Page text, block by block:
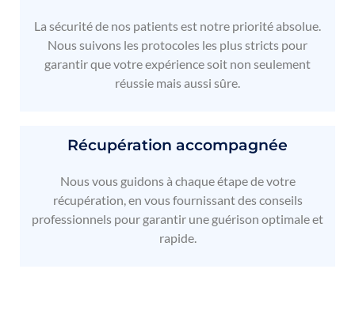
La sécurité de nos patients est notre priorité absolue.
Nous suivons les protocoles les plus stricts pour
garantir que votre expérience soit non seulement
réussie mais aussi sûre.
Récupération accompagnée
Nous vous guidons à chaque étape de votre
récupération, en vous fournissant des conseils
professionnels pour garantir une guérison optimale et
rapide.